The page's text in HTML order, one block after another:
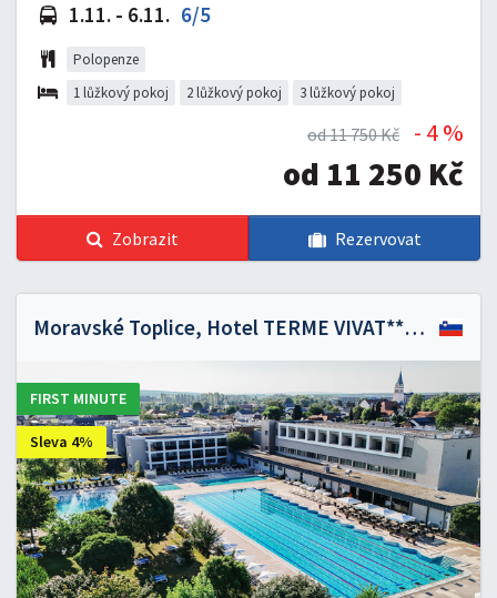
1.11. - 6.11. 6/5
Polopenze
1 lůžkový pokoj
2 lůžkový pokoj 3 lůžkový pokoj
od 11 750 Kč - 4 %
od 11 250 Kč
Zobrazit Rezervovat
Moravské Toplice, Hotel TERME VIVAT*****
FIRST MINUTE
Sleva 4%